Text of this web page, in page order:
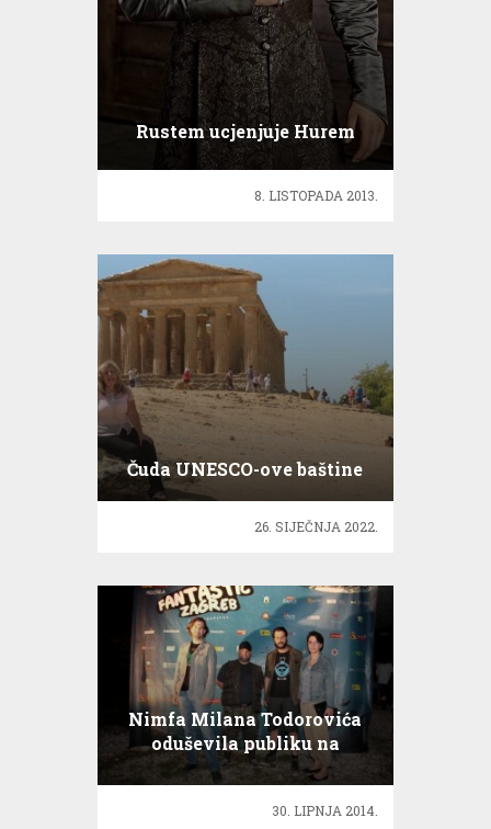
Rustem ucjenjuje Hurem
8. LISTOPADA 2013.
Čuda UNESCO-ove baštine
26. SIJEČNJA 2022.
Nimfa Milana Todorovića
oduševila publiku na
festivalu!
30. LIPNJA 2014.